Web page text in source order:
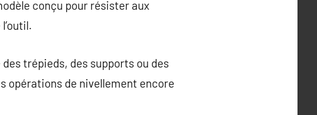
conçu pour résister aux
trépieds, des supports ou des
opérations de nivellement encore